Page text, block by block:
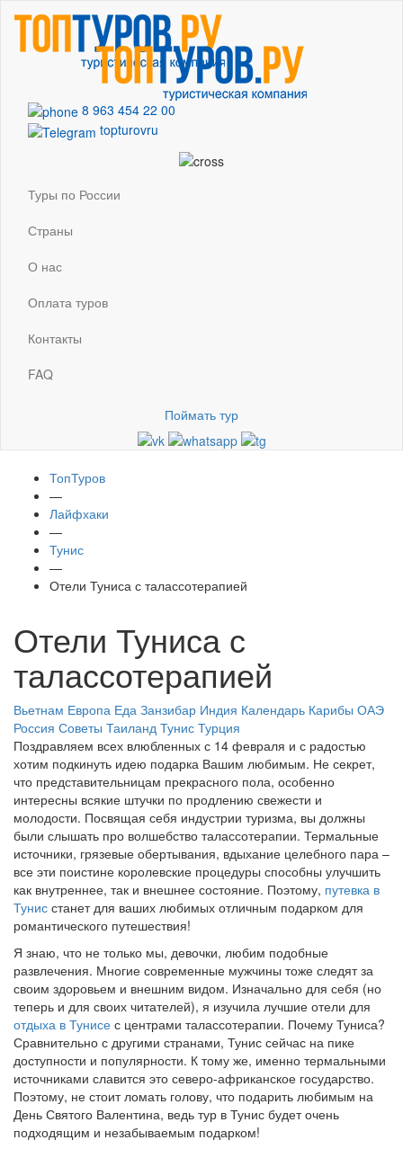
8 963 454 22 00
topturovru
Туры по России
Страны
О нас
Оплата туров
Контакты
FAQ
Поймать тур
ТопТуров
—
Лайфхаки
—
Тунис
—
Отели Туниса с талассотерапией
Отели Туниса с
талассотерапией
Вьетнам Европа Еда Занзибар Индия Календарь Карибы ОАЭ
Россия Советы Таиланд Тунис Турция
Поздравляем всех влюбленных с 14 февраля и с радостью
хотим подкинуть идею подарка Вашим любимым. Не секрет,
что представительницам прекрасного пола, особенно
интересны всякие штучки по продлению свежести и
молодости. Посвящая себя индустрии туризма, вы должны
были слышать про волшебство талассотерапии. Термальные
источники, грязевые обертывания, вдыхание целебного пара –
все эти поистине королевские процедуры способны улучшить
как внутреннее, так и внешнее состояние. Поэтому, путевка в
Тунис станет для ваших любимых отличным подарком для
романтического путешествия!
Я знаю, что не только мы, девочки, любим подобные
развлечения. Многие современные мужчины тоже следят за
своим здоровьем и внешним видом. Изначально для себя (но
теперь и для своих читателей), я изучила лучшие отели для
отдыха в Тунисе с центрами талассотерапии. Почему Туниса?
Сравнительно с другими странами, Тунис сейчас на пике
доступности и популярности. К тому же, именно термальными
источниками славится это северо-африканское государство.
Поэтому, не стоит ломать голову, что подарить любимым на
День Святого Валентина, ведь тур в Тунис будет очень
подходящим и незабываемым подарком!